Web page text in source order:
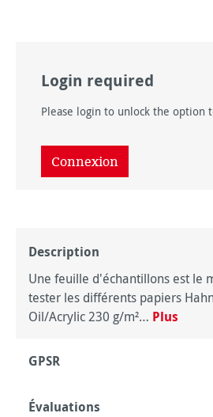
Login required
Please login to unlock the option
Connexion
Description
Une feuille d'échantillons est le
tester les différents papiers
Oil/Acrylic 230 g/m²… Plus
GPSR
Évaluations